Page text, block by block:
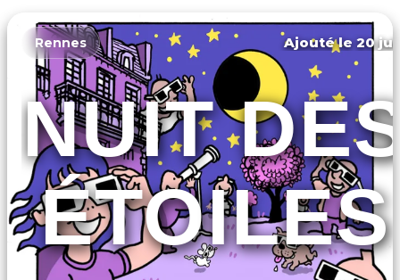
Rennes Ajouté le 20
NUIT
ÉTOILES